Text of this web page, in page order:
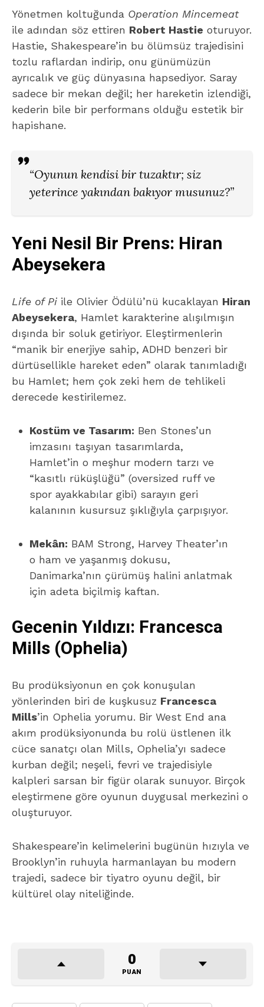
Yönetmen koltuğunda Operation Mincemeat
ile adından söz ettiren Robert Hastie oturuyor.
Hastie, Shakespeare’in bu ölümsüz trajedisini
tozlu raflardan indirip, onu günümüzün
ayrıcalık ve güç dünyasına hapsediyor. Saray
sadece bir mekan değil; her hareketin izlendiği,
kederin bile bir performans olduğu estetik bir
hapishane.
“Oyunun kendisi bir tuzaktır; siz
yeterince yakından bakıyor musunuz?”
Yeni Nesil Bir Prens: Hiran
Abeysekera
Life of Pi ile Olivier Ödülü’nü kucaklayan Hiran
Abeysekera, Hamlet karakterine alışılmışın
dışında bir soluk getiriyor. Eleştirmenlerin
“manik bir enerjiye sahip, ADHD benzeri bir
dürtüsellikle hareket eden” olarak tanımladığı
bu Hamlet; hem çok zeki hem de tehlikeli
derecede kestirilemez.
Kostüm ve Tasarım: Ben Stones’un
imzasını taşıyan tasarımlarda,
Hamlet’in o meşhur modern tarzı ve
“kasıtlı rüküşlüğü” (oversized ruff ve
spor ayakkabılar gibi) sarayın geri
kalanının kusursuz şıklığıyla çarpışıyor.
Mekân: BAM Strong, Harvey Theater’ın
o ham ve yaşanmış dokusu,
Danimarka’nın çürümüş halini anlatmak
için adeta biçilmiş kaftan.
Gecenin Yıldızı: Francesca
Mills (Ophelia)
Bu prodüksiyonun en çok konuşulan
yönlerinden biri de kuşkusuz Francesca
Mills’in Ophelia yorumu. Bir West End ana
akım prodüksiyonunda bu rolü üstlenen ilk
cüce sanatçı olan Mills, Ophelia’yı sadece
kurban değil; neşeli, fevri ve trajedisiyle
kalpleri sarsan bir figür olarak sunuyor. Birçok
eleştirmene göre oyunun duygusal merkezini o
oluşturuyor.
Shakespeare’in kelimelerini bugünün hızıyla ve
Brooklyn’in ruhuyla harmanlayan bu modern
trajedi, sadece bir tiyatro oyunu değil, bir
kültürel olay niteliğinde.
0
PUAN